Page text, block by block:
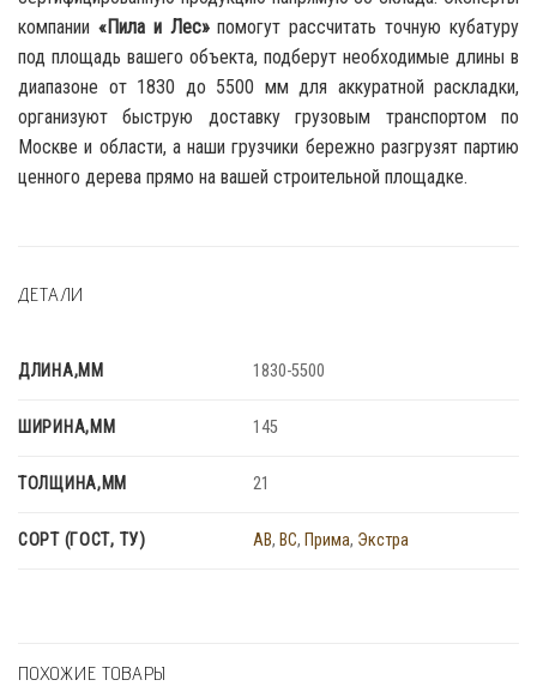
компании «Пила и Лес»помогут рассчитать точную кубатуру
под площадь вашего объекта, подберут необходимые длины в
диапазоне от 1830 до 5500 мм для аккуратной раскладки,
организуют быструю доставку грузовым транспортом по
Москве и области, а наши грузчики бережно разгрузят партию
ценного дерева прямо на вашей строительной площадке.
ДЕТАЛИ
ДЛИНА,ММ 1830-5500
ШИРИНА,ММ 145
ТОЛЩИНА,ММ 21
СОРТ (ГОСТ, ТУ) AB, BC, Прима, Экстра
ПОХОЖИЕ ТОВАРЫ